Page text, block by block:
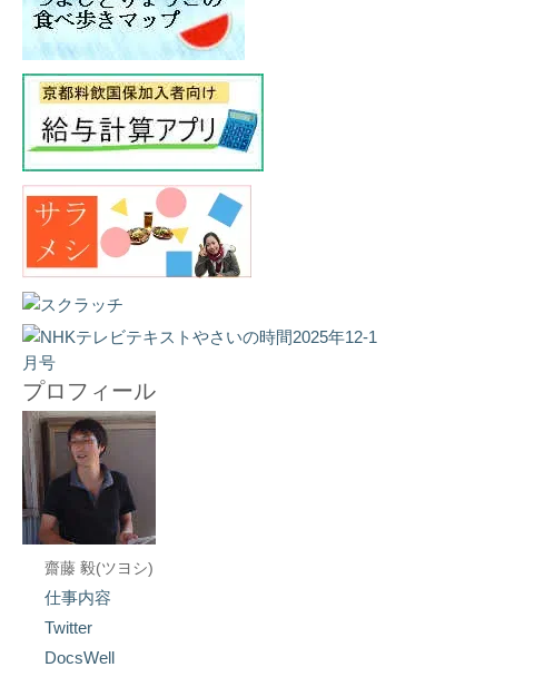
プロフィール
齋藤 毅(ツヨシ)
仕事内容
Twitter
DocsWell